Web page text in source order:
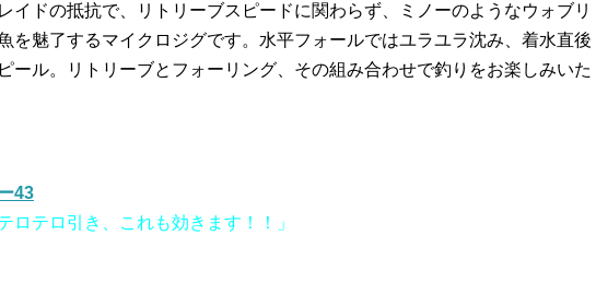
イドの抵抗で、リトリーブスピードに関わらず、ミノーのようなウォブリ
を魅了するマイクロジグです。水平フォールではユラユラ沈み、着水直後
ール。リトリーブとフォーリング、その組み合わせで釣りをお楽しみいた
43
ロテロ引き、これも効きます！！」